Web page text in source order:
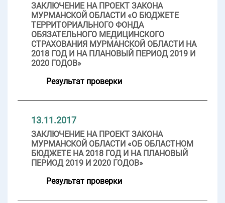
ЗАКЛЮЧЕНИЕ НА ПРОЕКТ ЗАКОНА
МУРМАНСКОЙ ОБЛАСТИ «О БЮДЖЕТЕ
ТЕРРИТОРИАЛЬНОГО ФОНДА
ОБЯЗАТЕЛЬНОГО МЕДИЦИНСКОГО
СТРАХОВАНИЯ МУРМАНСКОЙ ОБЛАСТИ НА
2018 ГОД И НА ПЛАНОВЫЙ ПЕРИОД 2019 И
2020 ГОДОВ»
Результат проверки
13.11.2017
ЗАКЛЮЧЕНИЕ НА ПРОЕКТ ЗАКОНА
МУРМАНСКОЙ ОБЛАСТИ «ОБ ОБЛАСТНОМ
БЮДЖЕТЕ НА 2018 ГОД И НА ПЛАНОВЫЙ
ПЕРИОД 2019 И 2020 ГОДОВ»
Результат проверки